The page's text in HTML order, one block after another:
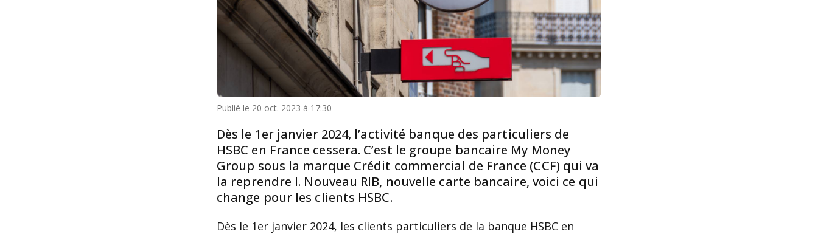
Publié le 20 oct. 2023 à 17:30
Dès le 1er janvier 2024, l’activité banque des particuliers de
HSBC en France cessera. C’est le groupe bancaire My Money
Group sous la marque Crédit commercial de France (CCF) qui va
la reprendre l. Nouveau RIB, nouvelle carte bancaire, voici ce qui
change pour les clients HSBC.
Dès le 1er janvier 2024, les clients particuliers de la banque HSBC en